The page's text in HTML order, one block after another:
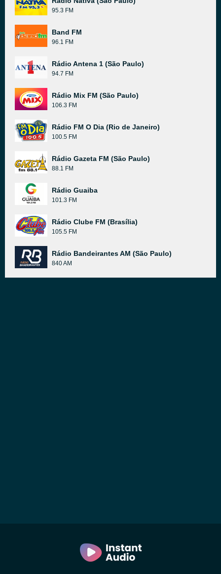
95.3 FM
Band FM
96.1 FM
Rádio Antena 1 (São Paulo)
94.7 FM
Rádio Mix FM (São Paulo)
106.3 FM
Rádio FM O Dia (Rio de Janeiro)
100.5 FM
Rádio Gazeta FM (São Paulo)
88.1 FM
Rádio Guaiba
101.3 FM
Rádio Clube FM (Brasília)
105.5 FM
Rádio Bandeirantes AM (São Paulo)
840 AM